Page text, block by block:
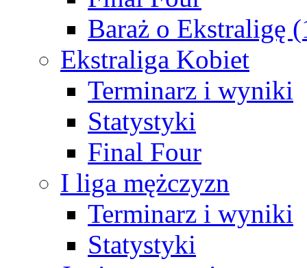
Baraż o Ekstraligę
Ekstraliga Kobiet
Terminarz i wyniki
Statystyki
Final Four
I liga mężczyzn
Terminarz i wyniki
Statystyki